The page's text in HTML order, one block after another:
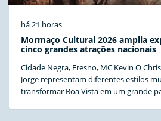
há 21 horas
Mormaço Cultural 2026 amplia
cinco grandes atrações nacionais
Cidade Negra, Fresno, MC Kevin O
Jorge representam diferentes estilos
transformar Boa Vista em um grande